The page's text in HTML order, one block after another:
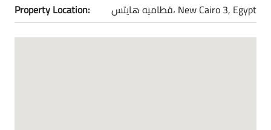
Property Location: قطاميه هايتس، New Cairo 3, Egypt